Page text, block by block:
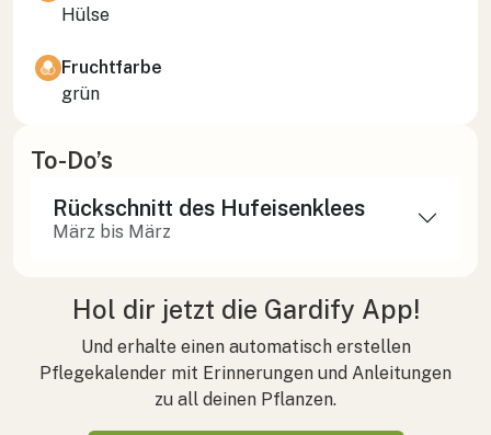
Hülse
Fruchtfarbe
grün
To-Do’s
Rückschnitt des Hufeisenklees
März bis März
Hol dir jetzt die Gardify App!
Und erhalte einen automatisch erstellen
Pflegekalender mit Erinnerungen und Anleitungen
zu all deinen Pflanzen.